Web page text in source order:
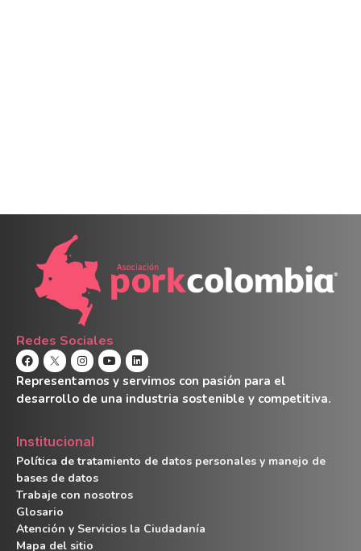
Redes Sociales
Representamos y servimos con pasión para el
desarrollo de una industria sostenible y competitiva.
Institucional
Política de tratamiento de datos personales y manejo de
bases de datos
Trabaje con nosotros
Glosario
Atención y Servicios la Ciudadanía
Mapa del sitio